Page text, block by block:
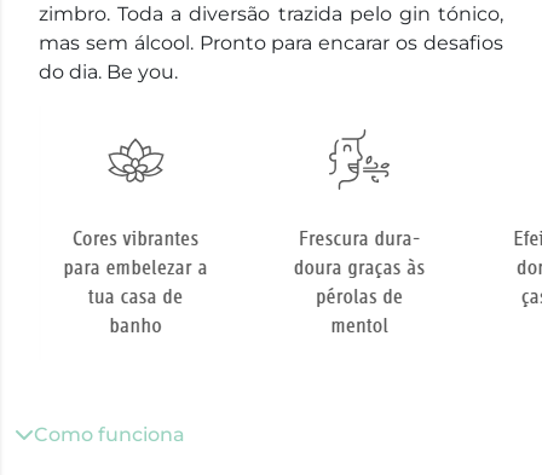
zimbro. Toda a diversão trazida pelo gin tónico,
mas sem álcool. Pronto para encarar os desafios
do dia. Be you.
Como funciona